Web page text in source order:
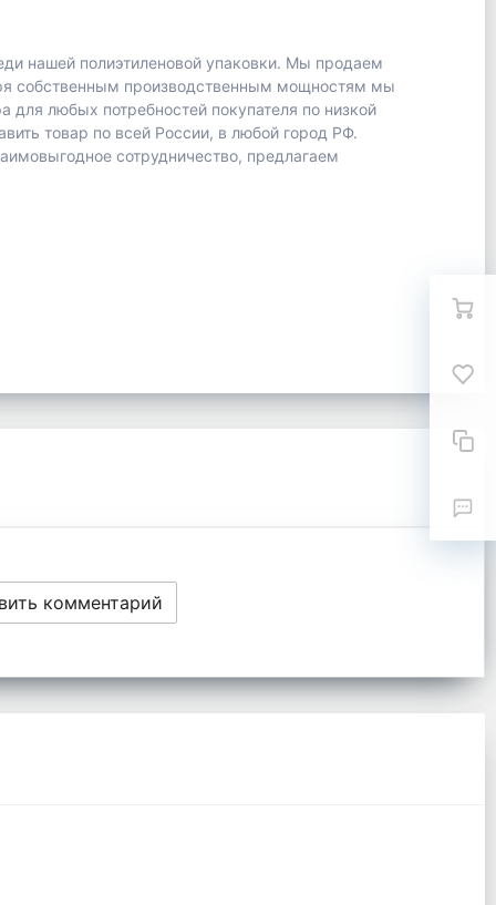
нашей полиэтиленовой упаковки. Мы продаем
собственным производственным мощностям мы
для любых потребностей покупателя по низкой
товар по всей России, в любой город РФ.
сотрудничество, предлагаем
комментарий